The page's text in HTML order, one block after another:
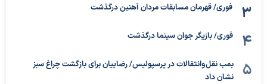
فوری/ قهرمان مسابقات مردان آهنین درگذشت
فوری/ بازیگر جوان سینما درگذشت
بمب نقل‌وانتقالات در پرسپولیس/ رضاییان برای بازگشت چراغ سبز
نشان داد